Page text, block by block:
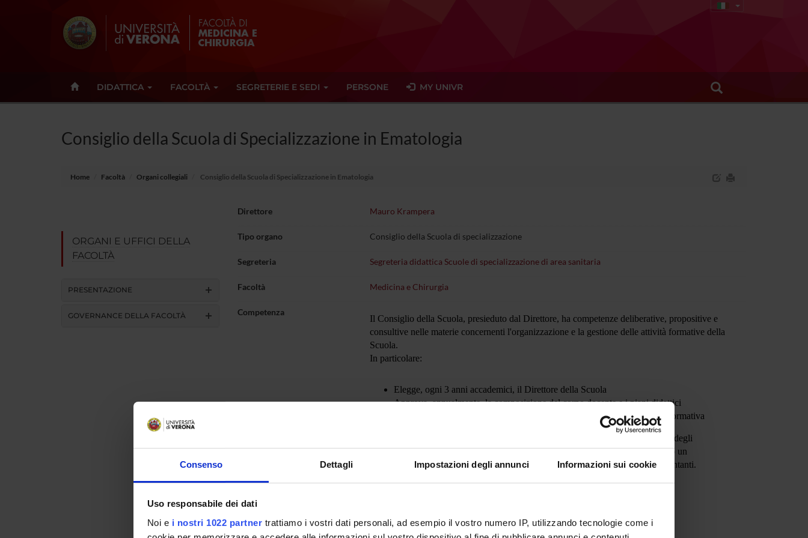
Consenso Dettagli Impostazioni degli annunci Informazioni sui cookie
Uso responsabile dei dati
Noi e i nostri 1022 partner trattiamo i vostri dati personali, ad esempio il vostro numero IP, utilizzando tecnologie come i
DIDATTICA FACOLTÀ SEGRETERIE E SEDI PERSONE MY UNIVR
Consiglio della Scuola di Specializzazione in Ematologia
Home Facoltà Organi collegiali Consiglio della Scuola di Specializzazione in Ematologia
ORGANI E UFFICI DELLA
FACOLTÀ
PRESENTAZIONE
GOVERNANCE DELLA FACOLTÀ
Direttore Mauro Krampera
Tipo organo Consiglio della Scuola di specializzazione
Segreteria Segreteria didattica Scuole di specializzazione di area sanitaria
Facoltà Medicina e Chirurgia
Competenza
Il Consiglio della Scuola, presieduto dal Direttore, ha competenze deliberative, propositive e
consultive nelle materie concernenti l'organizzazione e la gestione delle attività formative della
Scuola.
In particolare:
Elegge, ogni 3 anni accademici, il Direttore della Scuola
Approva, annualmente, la composizione del corpo docente e i piani didattici
Approva la collocazione dei Medici in Formazione in strutture extra rete formativa
Il Consiglio è composto dal corpo docente della Scuola e da una rappresentanza degli
specializzandi pari al 10% degli iscritti alla Scuola garantendo comunque almeno un
rappresentante per ogni anni di corso e non superando il massimo di 10 rappresentanti.